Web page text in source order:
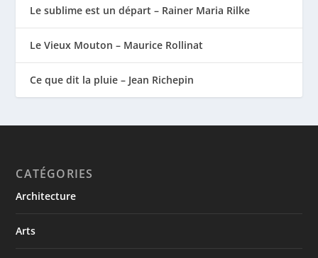
Le sublime est un départ – Rainer Maria Rilke
Le Vieux Mouton – Maurice Rollinat
Ce que dit la pluie – Jean Richepin
CATÉGORIES
Architecture
Arts